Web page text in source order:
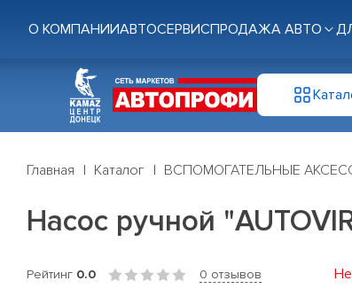
О КОМПАНИИАВТОСЕРВИСПРОДАЖА АВТО
Главная Каталог ВСПОМОГАТЕЛЬНЫЕ
Насос ручной
Рейтинг 0.0 0 отзывов